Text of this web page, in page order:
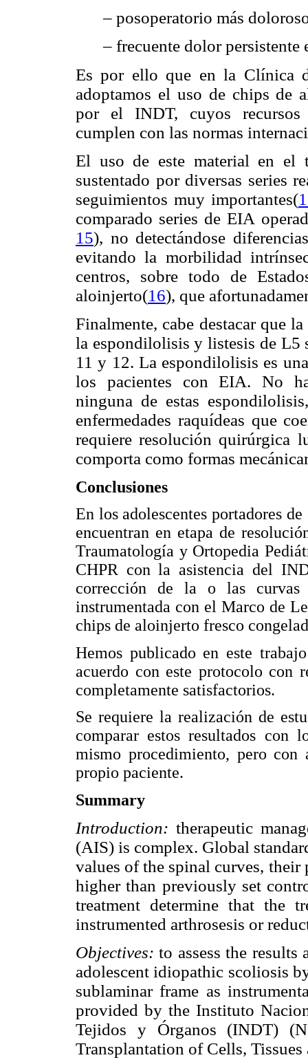
– posoperatorio más
– frecuente dolor persistente
Es por ello que en la Clínica
adoptamos el uso de chips de
por el INDT, cuyos recursos
cumplen con las normas
El uso de este material en el
sustentado por diversas series
seguimientos muy importantes(
comparado series de EIA
15), no detectándose
evitando la morbilidad
centros, sobre todo de
aloinjerto(16), que
Finalmente, cabe destacar que
la espondilolisis y listesis de L5
11 y 12. La espondilolisis es
los pacientes con EIA. No
ninguna de estas
enfermedades raquídeas que
requiere resolución quirúrgica
comporta como formas
Conclusiones
En los adolescentes portadores
encuentran en etapa de
Traumatología y Ortopedia
CHPR con la asistencia del
corrección de la o las curvas
instrumentada con el Marco de
chips de aloinjerto fresco
Hemos publicado en este
acuerdo con este protocolo con
completamente satisfactorios.
Se requiere la realización de
comparar estos resultados con
mismo procedimiento, pero
propio paciente.
Summary
Introduction: therapeutic
(AIS) is complex. Global
values of the spinal curves,
higher than previously set
treatment determine that the
instrumented arthrosesis or
Objectives: to assess the
adolescent idiopathic scoliosis
sublaminar frame as
provided by the Instituto
Tejidos y Órganos (INDT)
Transplantation of Cells, Tissues